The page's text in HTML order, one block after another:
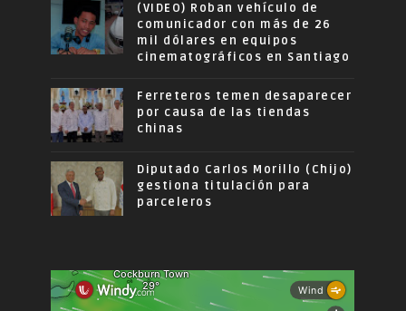
(VIDEO) Roban vehículo de
comunicador con más de 26
mil dólares en equipos
cinematográficos en Santiago
Ferreteros temen desaparecer
por causa de las tiendas
chinas
Diputado Carlos Morillo (Chijo)
gestiona titulación para
parceleros